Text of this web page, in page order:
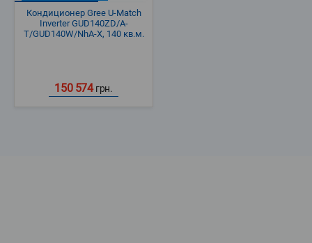
Кондиционер Gree U-Match
Inverter GUD140ZD/A-
T/GUD140W/NhA-X, 140 кв.м.
150 574грн.